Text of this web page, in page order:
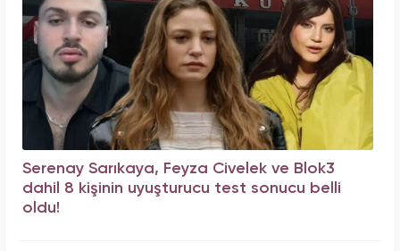
Serenay Sarıkaya, Feyza Civelek ve Blok3
dahil 8 kişinin uyuşturucu test sonucu belli
oldu!